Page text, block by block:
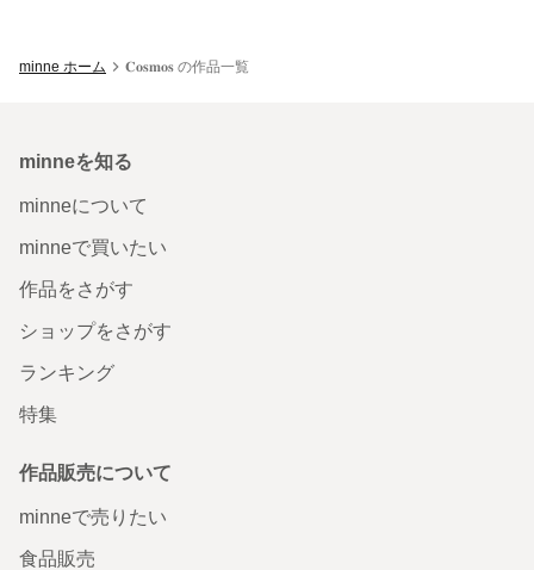
minne ホーム 𝐂𝐨𝐬𝐦𝐨𝐬 の作品一覧
minneを知る
minneについて
minneで買いたい
作品をさがす
ショップをさがす
ランキング
特集
作品販売について
minneで売りたい
食品販売